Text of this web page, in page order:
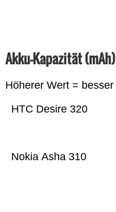
Akku-Kapazität (mAh)
Höherer Wert = besser
Nokia Asha 310
HTC Desire 320